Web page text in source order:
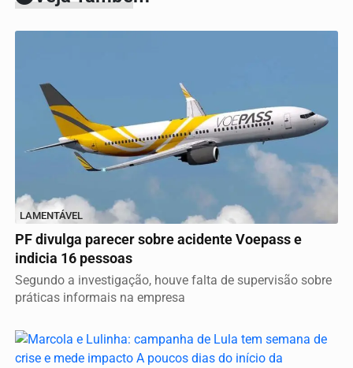
LAMENTÁVEL
PF divulga parecer sobre acidente Voepass e
indicia 16 pessoas
Segundo a investigação, houve falta de supervisão sobre
práticas informais na empresa